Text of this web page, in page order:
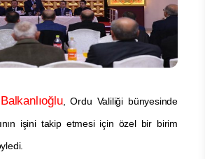
, Ordu Valiliği bünyesinde
işini takip etmesi için özel bir birim